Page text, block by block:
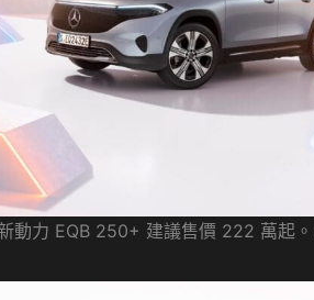
動力 EQB 250+ 建議售價 222 萬起